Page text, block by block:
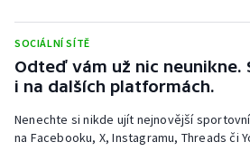
SOCIÁLNÍ SÍTĚ
Odteď vám už nic neunikne.
i na dalších platformách.
Nenechte si nikde ujít nejnovější
na Facebooku, X, Instagramu, Threads či